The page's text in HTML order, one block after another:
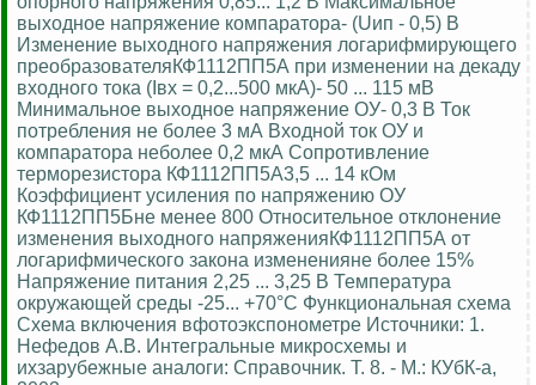
выходное напряжение компаратора- (Uип - 0,5) В
Изменение выходного напряжения логарифмирующего
преобразователяКФ1112ПП5А при изменении на декаду
входного тока (Iвх = 0,2...500 мкА)- 50 ... 115 мВ
Минимальное выходное напряжение ОУ- 0,3 В Ток
потребления не более 3 мА Входной ток ОУ и
компаратора неболее 0,2 мкА Сопротивление
терморезистора КФ1112ПП5А3,5 ... 14 кОм
Коэффициент усиления по напряжению ОУ
КФ1112ПП5Бне менее 800 Относительное отклонение
изменения выходного напряженияКФ1112ПП5А от
логарифмического закона измененияне более 15%
Напряжение питания 2,25 ... 3,25 В Температура
окружающей среды -25... +70°С Функциональная схема
Схема включения вфотоэкспонометре Источники: 1.
Нефедов А.В. Интегральные микросхемы и
ихзарубежные аналоги: Справочник. Т. 8. - М.: КУбК-а,